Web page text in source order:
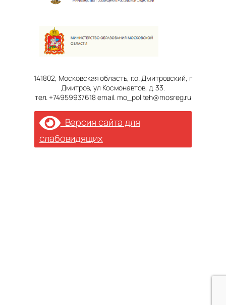
141802, Московская область, г.о. Дмитровский, г
Дмитров, ул Космонавтов, д. 33.
тел. +74959937618 email. mo_politeh@mosreg.ru
Версия сайта для
слабовидящих